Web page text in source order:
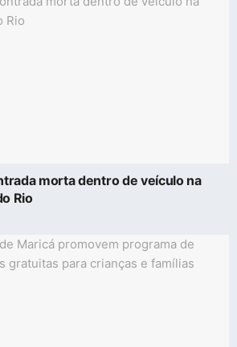
morta dentro de veículo na
Rio